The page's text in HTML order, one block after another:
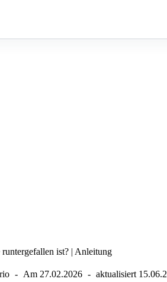
ist? | Anleitung
Am 27.02.2026 aktualisiert